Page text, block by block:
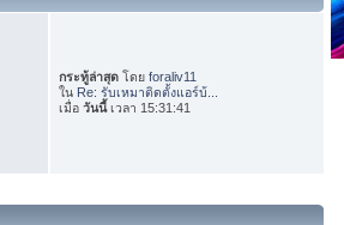
กระทู้ล่าสุด โดยforaliv11
ใน Re: รับเหมาติดตั้งแอร์บ้...
เมื่อวันนี้เวลา 15:31:41